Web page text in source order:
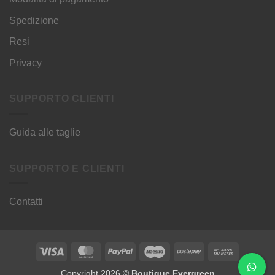
Spedizione
Resi
Privacy
SUPPORTO CLIENTI
Guida alle taglie
SUPPORTO E CLIENTI
Contatti
Visa MasterCardPayPal Maestro Postepay
Transfer
Copyright 2026 © Boutique Evergreen